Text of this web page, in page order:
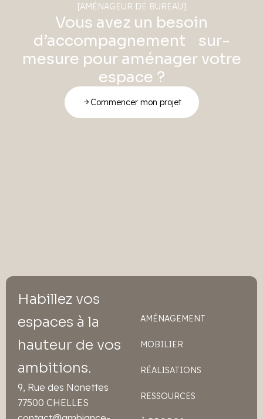
[AMÉNAGEUR DE BUREAU]
Vous avez un besoin
d’accompagnement sur-
mesure pour aménager votre
espace ?
Commencer mon projet
Habillez vos
espaces à la
hauteur de vos
ambitions.
9, Rue des Nonettes
77500 CHELLES
AMÉNAGEMENT
MOBILIER
RÉALISATIONS
RESSOURCES